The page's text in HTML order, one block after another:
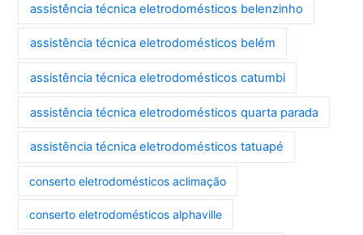
assistência técnica eletrodomésticos belenzinho
assistência técnica eletrodomésticos belém
assistência técnica eletrodomésticos catumbi
assistência técnica eletrodomésticos quarta parada
assistência técnica eletrodomésticos tatuapé
conserto eletrodomésticos aclimação
conserto eletrodomésticos alphaville